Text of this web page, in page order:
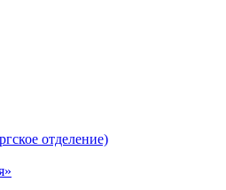
отделение)